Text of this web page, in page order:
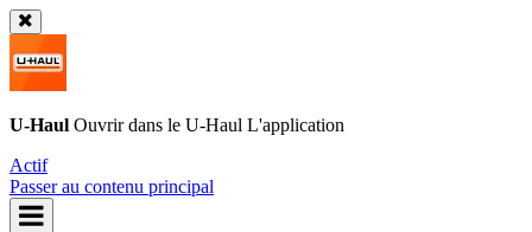
U-Haul Ouvrir dans le U-Haul L'application
Actif
Passer au contenu principal